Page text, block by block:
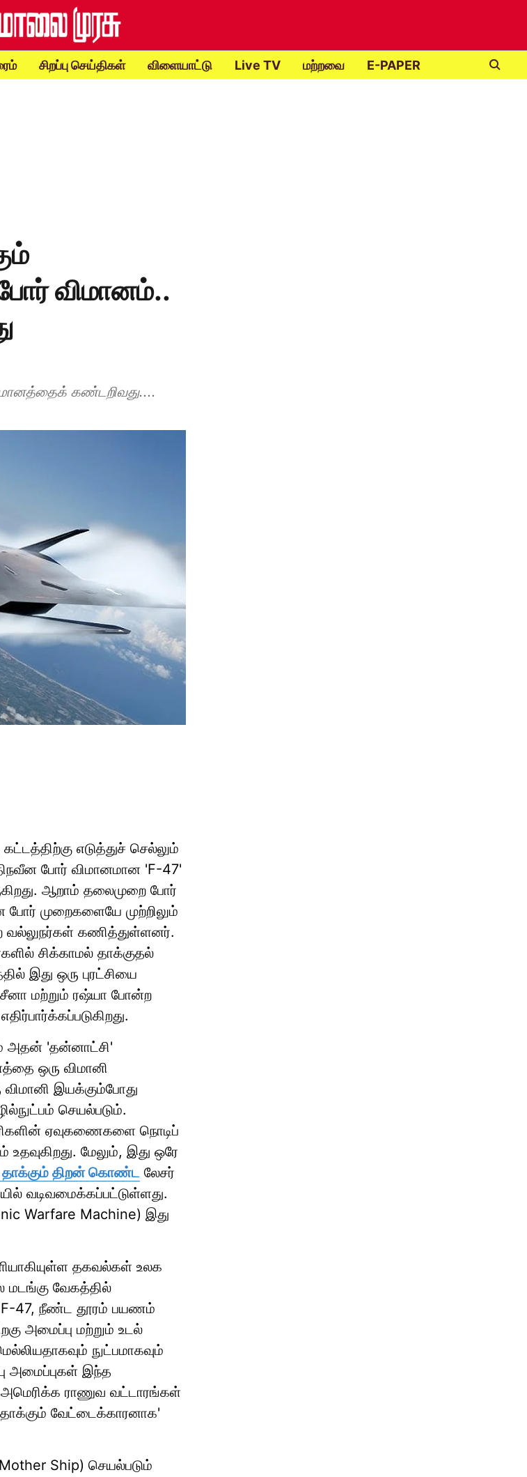
சிறப்பு செய்திகள் விளையாட்டு Live TV மற்றவை E-PAPER
விமானம்..
கண்டறிவது....
எடுத்துச் செல்லும்
போர் விமானமான 'F-47'
ஆறாம் தலைமுறை போர்
முறைகளையே முற்றிலும்
வல்லுநர்கள் கணித்துள்ளனர்.
சிக்காமல் தாக்குதல்
இது ஒரு புரட்சியை
சீனா மற்றும் ரஷ்யா போன்ற
அதன் 'தன்னாட்சி'
ஒரு விமானி
விமானி இயக்கும்போது
செயல்படும்.
ஏவுகணைகளை நொடிப்
மேலும், இது ஒரே
தாக்கும் திறன் கொண்ட லேசர்
வடிவமைக்கப்பட்டுள்ளது.
Warfare Machine) இது
தகவல்கள் உலக
மடங்கு வேகத்தில்
F-47, நீண்ட தூரம் பயணம்
அமைப்பு மற்றும் உடல்
நுட்பமாகவும்
அமைப்புகள் இந்த
ராணுவ வட்டாரங்கள்
வேட்டைக்காரனாக'
Ship) செயல்படும்